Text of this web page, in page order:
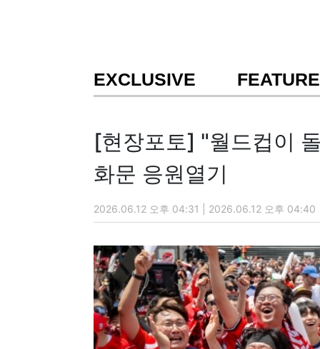
EXCLUSIVE FEATURE
[현장포토] "월드컵이
화문 응원열기
2026.06.12 오후 04:31 | 2026.06.12 오후 04:40